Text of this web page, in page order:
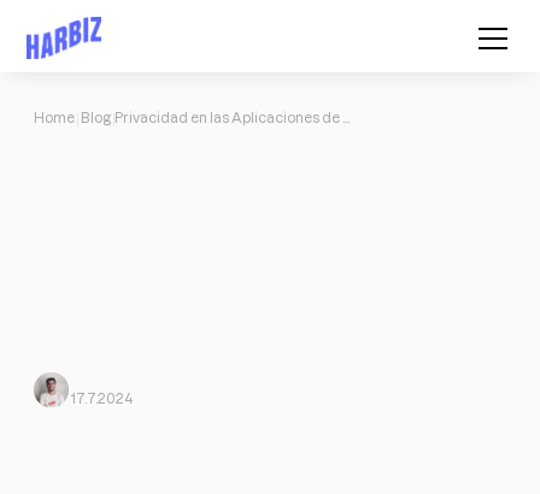
Home Blog
17.7.2024